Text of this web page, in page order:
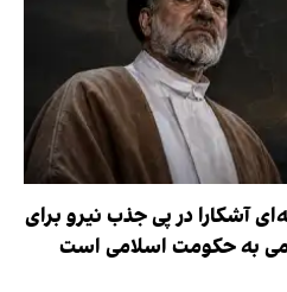
آشکارا در پی جذب نیرو برای
به حکومت اسلامی است